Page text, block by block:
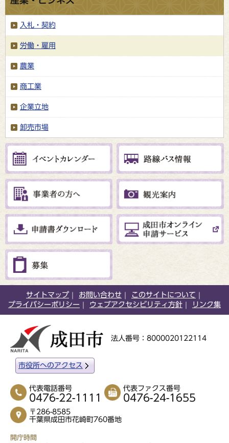
入札・契約
労働・雇用
農業
商工業
企業立地
卸売市場
サイトマップ お問い合わせ
このサイトについて
プライバシーポリシー
ウェブアクセシビリティ方針 リンク集
法人番号：8000020122114
市役所へのアクセス
代表電話番号
0476-22-1111
代表ファクス番号
0476-24-1655
〒286-8585
千葉県成田市花崎町760番地
開庁時間